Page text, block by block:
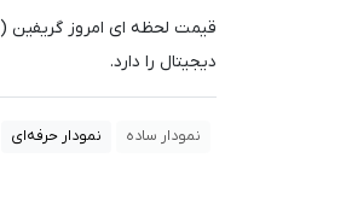
قیمت لحظه ای امروز گریفین (GRIFFAIN) برابر با
دیجیتال را دارد.
نمودار ساده نمودار حرفه‌ای